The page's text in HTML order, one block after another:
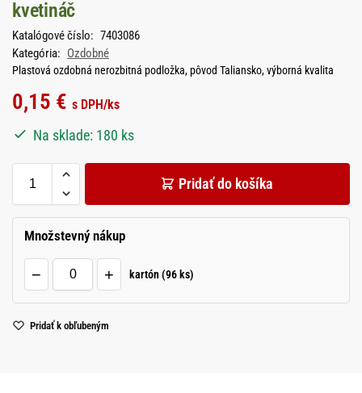
kvetináč
Katalógové číslo: 7403086
Kategória: Ozdobné
Plastová ozdobná nerozbitná podložka, pôvod Taliansko, výborná kvalita
0,15 € s DPH/ks
Na sklade: 180 ks
Pridať do košíka
Množstevný nákup
kartón (96 ks)
− +
Pridať k obľubeným